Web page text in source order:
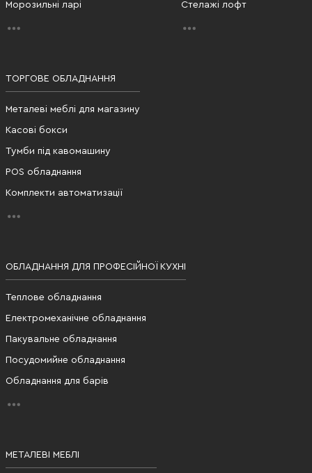
Морозильні ларі Стелажі лофт
ТОРГОВЕ ОБЛАДНАННЯ
Металеві меблі для магазину
Касові бокси
Тумби під кавомашину
POS обладнання
Комплекти автоматизації
ОБЛАДНАННЯ ДЛЯ ПРОФЕСІЙНОЇ КУХНІ
Теплове обладнання
Електромеханічне обладнання
Пакувальне обладнання
Посудомийне обладнання
Обладнання для барів
МЕТАЛЕВІ МЕБЛІ